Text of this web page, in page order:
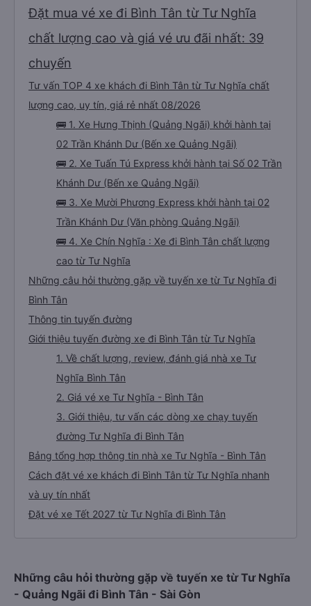
Đặt mua vé xe đi Bình Tân từ Tư Nghĩa
chất lượng cao và giá vé ưu đãi nhất: 39
chuyến
Tư vấn TOP 4 xe khách đi Bình Tân từ Tư Nghĩa chất
lượng cao, uy tín, giá rẻ nhất 08/2026
🚌 1. Xe Hưng Thịnh (Quảng Ngãi) khởi hành tại
02 Trần Khánh Dư (Bến xe Quảng Ngãi)
🚌 2. Xe Tuấn Tú Express khởi hành tại Số 02 Trần
Khánh Dư (Bến xe Quảng Ngãi)
🚌 3. Xe Mười Phương Express khởi hành tại 02
Trần Khánh Dư (Văn phòng Quảng Ngãi)
🚌 4. Xe Chín Nghĩa : Xe đi Bình Tân chất lượng
cao từ Tư Nghĩa
Những câu hỏi thường gặp về tuyến xe từ Tư Nghĩa đi
Bình Tân
Thông tin tuyến đường
Giới thiệu tuyến đường xe đi Bình Tân từ Tư Nghĩa
1. Về chất lượng, review, đánh giá nhà xe Tư
Nghĩa Bình Tân
2. Giá vé xe Tư Nghĩa - Bình Tân
3. Giới thiệu, tư vấn các dòng xe chạy tuyến
đường Tư Nghĩa đi Bình Tân
Bảng tổng hợp thông tin nhà xe Tư Nghĩa - Bình Tân
Cách đặt vé xe khách đi Bình Tân từ Tư Nghĩa nhanh
và uy tín nhất
Đặt vé xe Tết 2027 từ Tư Nghĩa đi Bình Tân
Những câu hỏi thường gặp về tuyến xe từ Tư Nghĩa
- Quảng Ngãi đi Bình Tân - Sài Gòn